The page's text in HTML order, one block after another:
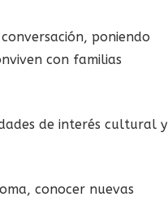
poniendo
con familias
de interés cultural y
conocer nuevas